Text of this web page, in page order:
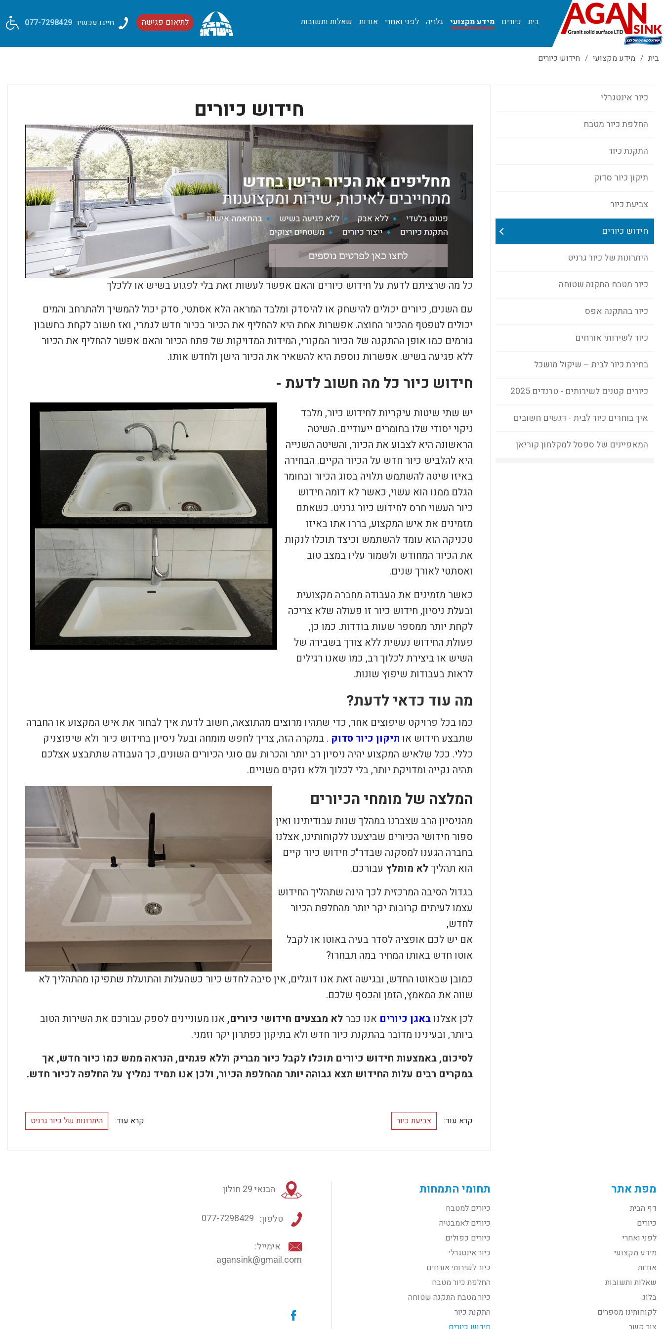
בית כיורים מידע מקצועי גלריה לפני ואחרי אודות שאלות ותשובות
צור קשר
חייגו עכשיו 077-7298429 לתיאום פגישה
בית / מידע מקצועי / חידוש כיורים
כיור אינטגרלי
החלפת כיור מטבח
התקנת כיור
תיקון כיור סדוק
צביעת כיור
חידוש כיורים
היתרונות של כיור גרניט
כיור מטבח התקנה שטוחה
כיור בהתקנה אפס
כיור לשירותי אורחים
בחירת כיור לבית – שיקול מושכל
כיורים קטנים לשירותים - טרנדים 2025
איך בוחרים כיור לבית - דגשים חשובים
המאפיינים של ספסל למקלחון קוריאן
חידוש כיורים
כל מה שרציתם לדעת על חידוש כיורים והאם אפשר לעשות זאת בלי לפגוע בשיש או ללכלך
עם השנים, כיורים יכולים להישחק או להיסדק ומלבד המראה הלא אסתטי, סדק יכול להמשיך ולהתרחב והמים
יכולים לטפטף מהכיור החוצה. אפשרות אחת היא להחליף את הכיור בכיור חדש לגמרי, ואז חשוב לקחת בחשבון
גורמים כמו אופן ההתקנה של הכיור המקורי, המידות המדויקות של פתח הכיור והאם אפשר להחליף את הכיור
ללא פגיעה בשיש. אפשרות נוספת היא להשאיר את הכיור הישן ולחדש אותו.
חידוש כיור כל מה חשוב לדעת -
יש שתי שיטות עיקריות לחידוש כיור, מלבד
ניקוי יסודי שלו בחומרים ייעודיים. השיטה
הראשונה היא לצבוע את הכיור, והשיטה השנייה
היא להלביש כיור חדש על הכיור הקיים. הבחירה
באיזו שיטה להשתמש תלויה בסוג הכיור ובחומר
הגלם ממנו הוא עשוי, כאשר לא דומה חידוש
כיור העשוי חרס לחידוש כיור גרניט. כשאתם
מזמינים את איש המקצוע, בררו אתו באיזו
טכניקה הוא עומד להשתמש וכיצד תוכלו לנקות
את הכיור המחודש ולשמור עליו במצב טוב
ואסתטי לאורך שנים.
כאשר מזמינים את העבודה מחברה מקצועית
ובעלת ניסיון, חידוש כיור זו פעולה שלא צריכה
לקחת יותר ממספר שעות בודדות. כמו כן,
פעולת החידוש נעשית ללא צורך בשבירה של
השיש או ביצירת לכלוך רב, כמו שאנו רגילים
לראות בעבודות שיפוץ שונות.
מה עוד כדאי לדעת?
כמו בכל פרויקט שיפוצים אחר, כדי שתהיו מרוצים מהתוצאה, חשוב לדעת איך לבחור את איש המקצוע או החברה
שתבצע חידוש או תיקון כיור סדוק . במקרה הזה, צריך לחפש מומחה ובעל ניסיון בחידוש כיור ולא שיפוצניק
כללי. ככל שלאיש המקצוע יהיה ניסיון רב יותר והכרות עם סוגי הכיורים השונים, כך העבודה שתתבצע אצלכם
תהיה נקייה ומדויקת יותר, בלי לכלוך וללא נזקים משניים.
המלצה של מומחי הכיורים
מהניסיון הרב שצברנו במהלך שנות עבודיתינו ואין
ספור חידושי הכיורים שביצענו ללקוחותינו, אצלנו
בחברה הגענו למסקנה שבדר"כ חידוש כיור קיים
הוא תהליךלא מומלץ עבורכם.
בגדול הסיבה המרכזית לכך הינה שתהליך החידוש
עצמו לעיתים קרובות יקר יותר מהחלפת הכיור
לחדש,
אם יש לכם אופציה לסדר בעיה באוטו או לקבל
אוטו חדש באותו המחיר במה תבחרו?
כמובן שבאוטו החדש, ובגישה זאת אנו דוגלים, אין סיבה לחדש כיור כשהעלות והתועלת שתפיקו מהתהליך לא
שווה את המאמץ, הזמן והכסף שלכם.
לכן אצלנובאגן כיורים אנו כבר לא מבצעים חידושי כיורים, אנו מעוניינים לספק עבורכם את השירות הטוב
ביותר, ובעינינו מדובר בהתקנת כיור חדש ולא בתיקון כפתרון יקר וזמני.
לסיכום, באמצעות חידוש כיורים תוכלו לקבל כיור מבריק וללא פגמים, הנראה ממש כמו כיור חדש, אך
במקרים רבים עלות החידוש תצא גבוהה יותר מהחלפת הכיור, ולכן אנו תמיד נמליץ על החלפה לכיור חדש.
קרא עוד: צביעת כיור קרא עוד: היתרונות של כיור גרניט
מפת אתר
דף הבית
כיורים
לפני ואחרי
מידע מקצועי
אודות
שאלות ותשובות
בלוג
לקוחותינו מספרים
תחומי התמחות
כיורים למטבח
כיורים לאמבטיה
כיורים כפולים
כיור אינטגרלי
כיור לשירותי אורחים
החלפת כיור מטבח
כיור מטבח התקנה שטוחה
התקנת כיור
הבנאי 29 חולון
טלפון: 077-7298429
אימייל:
agansink@gmail.com